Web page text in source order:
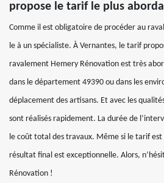
propose le tarif le plus
Comme il est obligatoire de procéder au
le à un spécialiste. À Vernantes, le tarif
ravalement Hemery Rénovation est très
dans le département 49390 ou dans les
déplacement des artisans. Et avec les
sont réalisés rapidement. La durée de
le coût total des travaux. Même si le tarif
résultat final est exceptionnelle. Alors,
Rénovation !